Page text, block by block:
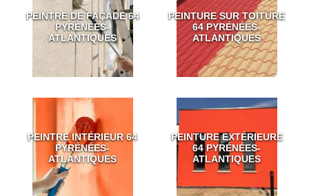
PEINTRE DE FAÇADE 64
PYRÉNÉES-
ATLANTIQUES
PEINTURE SUR TOITURE
64 PYRÉNÉES-
ATLANTIQUES
PEINTRE INTÉRIEUR 64
PYRÉNÉES-
ATLANTIQUES
PEINTURE EXTÉRIEURE
64 PYRÉNÉES-
ATLANTIQUES